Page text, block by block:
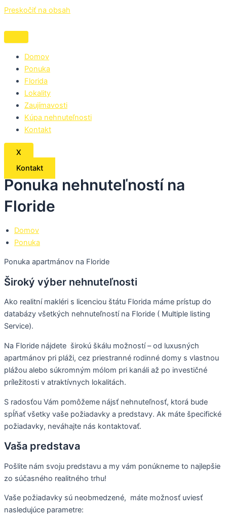
Preskočiť na obsah
Domov
Ponuka
Florida
Lokality
Zaujímavosti
Kúpa nehnuteľnosti
Kontakt
X
Kontakt
Ponuka nehnuteľností na
Floride
Domov
Ponuka
Ponuka apartmánov na Floride
Široký výber nehnuteľnosti
Ako realitní makléri s licenciou štátu Florida máme prístup do
databázy všetkých nehnuteľností na Floride ( Multiple listing
Service).
Na Floride nájdete širokú škálu možností – od luxusných
apartmánov pri pláži, cez priestranné rodinné domy s vlastnou
plážou alebo súkromným mólom pri kanáli až po investičné
príležitosti v atraktívnych lokalitách.
S radosťou Vám pomôžeme nájsť nehnuteľnosť, ktorá bude
spĺňať všetky vaše požiadavky a predstavy. Ak máte špecifické
požiadavky, neváhajte nás kontaktovať.
Vaša predstava
Pošlite nám svoju predstavu a my vám ponúkneme to najlepšie
zo súčasného realitného trhu!
Vaše požiadavky sú neobmedzené, máte možnosť uviesť
nasledujúce parametre: